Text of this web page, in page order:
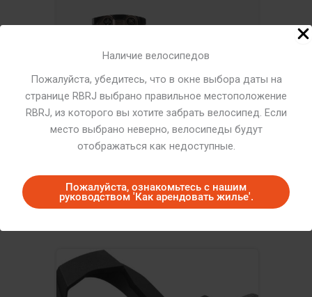
Наличие велосипедов
Пожалуйста, убедитесь, что в окне выбора даты на
странице RBRJ выбрано правильное местоположение
RBRJ, из которого вы хотите забрать велосипед. Если
место выбрано неверно, велосипеды будут
отображаться как недоступные.
Пожалуйста, ознакомьтесь с нашим
руководством 'Как арендовать жилье'.
SPD-MTB Pedals (KYT)
¥500